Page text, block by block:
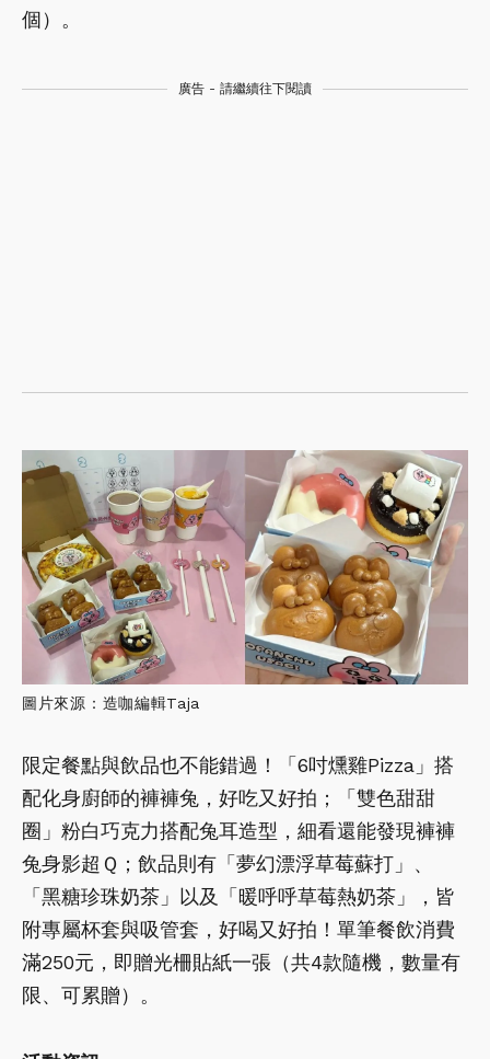
個）。
廣告 - 請繼續往下閱讀
圖片來源：造咖編輯Taja
限定餐點與飲品也不能錯過！「6吋燻雞Pizza」搭
配化身廚師的褲褲兔，好吃又好拍；「雙色甜甜
圈」粉白巧克力搭配兔耳造型，細看還能發現褲褲
兔身影超Ｑ；飲品則有「夢幻漂浮草莓蘇打」、
「黑糖珍珠奶茶」以及「暖呼呼草莓熱奶茶」，皆
附專屬杯套與吸管套，好喝又好拍！單筆餐飲消費
滿250元，即贈光柵貼紙一張（共4款隨機，數量有
限、可累贈）。